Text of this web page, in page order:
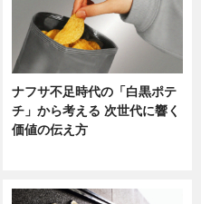
ナフサ不足時代の「白黒ポテ
チ」から考える 次世代に響く
価値の伝え方